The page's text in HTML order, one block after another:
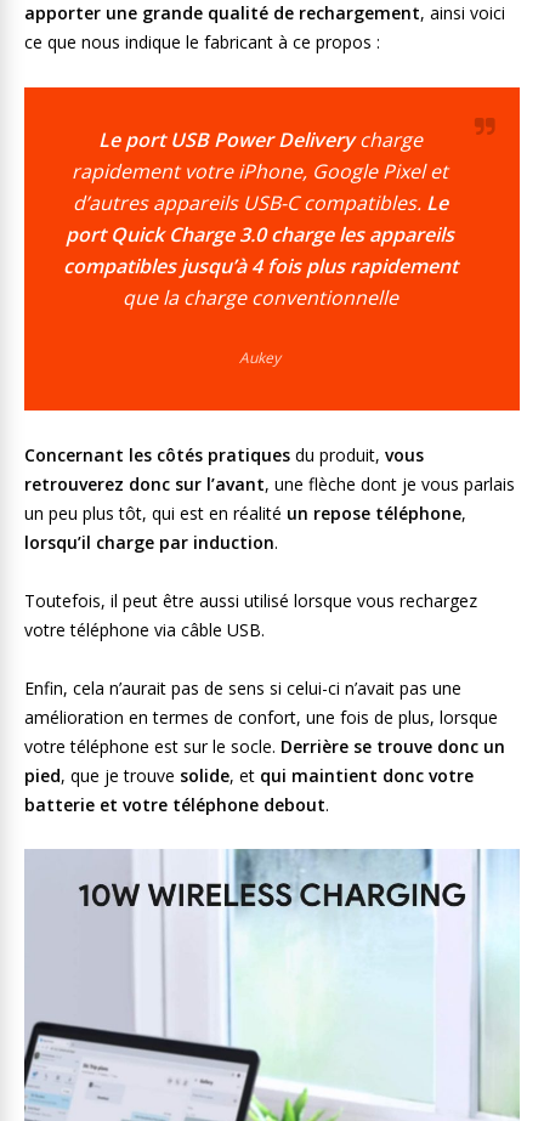
apporter une grande qualité de rechargement, ainsi voici
ce que nous indique le fabricant à ce propos :
Le port USB Power Deliverycharge
rapidement votre iPhone, Google Pixel et
d’autres appareils USB-C compatibles. Le
port Quick Charge 3.0 charge les appareils
compatibles jusqu’à 4 fois plus rapidement
que la charge conventionnelle
Aukey
Concernant les côtés pratiques du produit, vous
retrouverez donc sur l’avant, une flèche dont je vous parlais
un peu plus tôt, qui est en réalité un repose téléphone,
lorsqu’il charge par induction.
Toutefois, il peut être aussi utilisé lorsque vous rechargez
votre téléphone via câble USB.
Enfin, cela n’aurait pas de sens si celui-ci n’avait pas une
amélioration en termes de confort, une fois de plus, lorsque
votre téléphone est sur le socle. Derrière se trouve donc un
pied, que je trouve solide, et qui maintient donc votre
batterie et votre téléphone debout.